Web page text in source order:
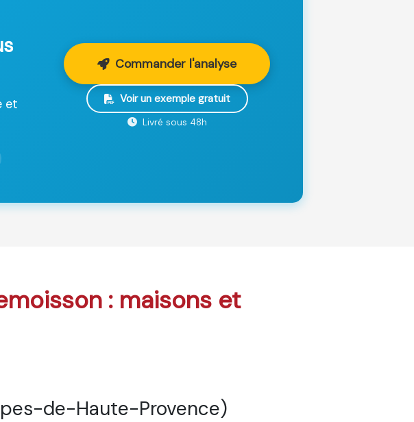
et
Commander l'analyse
Voir un exemple gratuit
Livré sous 48h
: maisons et
de-Haute-Provence)